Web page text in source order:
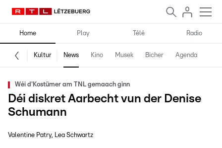
Home Play Télé Radio
Kultur News Kino Musek Bicher Agenda
Wéi d'Kostümer am TNL gemaach ginn
Déi diskret Aarbecht vun der Denise
Schumann
Valentine Patry Lea Schwartz